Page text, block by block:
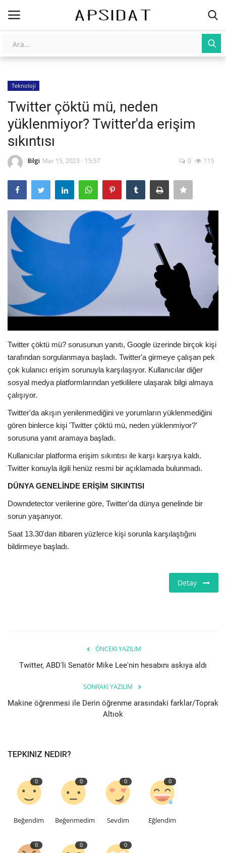
Giriş Kayıt Ol
AnaSayfa
Galeri
İletişim
Yapay Zeka
Üniversite Yayınları
Tarım
E-Devlet Sistemleri
Enerji
Teknoloji
Yazılım Dilleri
Makaleler
Programlar
Yazılımlar
Veritabanı
Teknoloji
Twitter çöktü mü, neden
yüklenmiyor? Twitter'da erişim
sıkıntısı
Bilgi Mar 15, 2023 - 15:57 0 115
Twitter çöktü mü? sorusunun yanıtı, Google üzerinde birçok kişi
tarafından sorgulanmaya başladı. Twitter'a girmeye çalışan pek
çok kulanıcı erişim sorunuyla karşılaşıyor. Kullanıcılar diğer
sosyal medya platformlarından yetkililere ulaşarak bilgi almaya
çalışıyor.
Twitter'da akışın yenilenmediğini ve yorumların yüklenmediğini
gören binlerce kişi 'Twitter çöktü mü, neden yüklenmiyor?'
sorusuna yanıt aramaya başladı.
Kullanıcılar platforma erişim sıkıntısı ile karşı karşıya kaldı.
Twitter konuyla ilgili henüz resmi bir açıklamada bulunmadı.
DÜNYA GENELİNDE ERİŞİM SIKINTISI
Downdetector verilerine göre, Twitter'da dünya genelinde bir
sorun yaşanıyor.
Saat 13.30'dan itibaren yüzlerce kişi sorunla karşılaştığını
bildirmeye başladı.
Detay
ÖNCEKI YAZILIM
Twitter, ABD'li Senatör Mike Lee'nin hesabını askıya aldı
SONRAKI YAZILIM
Makine öğrenmesi ile Derin öğrenme arasındaki farklar/Toprak
Altıok
TEPKINIZ NEDIR?
0
Beğendim
0
Beğenmedim
0
Sevdim
0
Eğlendim
0 0 0